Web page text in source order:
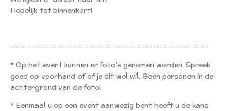
Hopelijk tot binnenkort!
--------------------------------------------------------
* Op het event kunnen er foto's genomen worden. Spreek
goed op voorhand of of je dit wel wil. Geen personen in de
achtergrond van de foto!
* Eenmaal u op een event aanwezig bent heeft u de kans